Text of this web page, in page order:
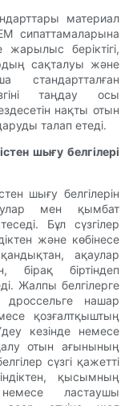
материал
сипаттамаларына
беріктігі,
сақталуы және
стандартталған
таңдау осы
нақты отын
талап етеді.
шығу белгілері
шығу белгілерін
мен қымбат
Бұл сүзгілер
және көбінесе
ақаулар
бірақ біртіндеп
Жалпы белгілерге
дроссельге нашар
қозғалтқыштың
кезінде немесе
отын ағынының
сүзгі қажетті
қысымның
ластаушы